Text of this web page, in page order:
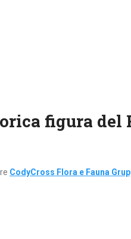
figura del
CodyCross Flora e Fauna